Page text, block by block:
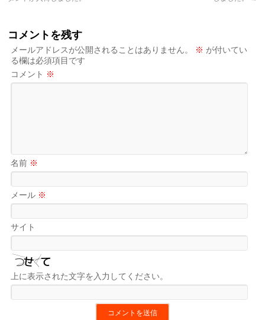
コメントを残す
メールアドレスが公開されることはありません。 ※ が付いてい
る欄は必須項目です
コメント ※
名前 ※
メール ※
サイト
上に表示された文字を入力してください。